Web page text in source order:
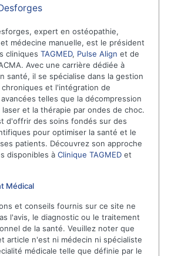
expert en ostéopathie,
médecine manuelle, est le président
cliniquesTAGMED, Pulse Align et de
Avec une carrière dédiée à
santé, il se spécialise dans la gestion
et l'intégration de
telles que la décompression
et la thérapie par ondes de choc.
d'offrir des soins fondés sur des
pour optimiser la santé et le
patients. Découvrez son approche
disponibles àClinique TAGMED et
Médical
et conseils fournis sur ce site ne
l'avis, le diagnostic ou le traitement
de la santé. Veuillez noter que
article n'est ni médecin ni spécialiste
médicale telle que définie par le